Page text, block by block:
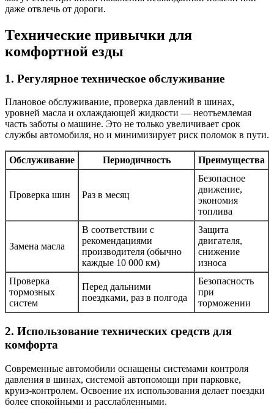
даже отвлечь от дороги.
Технические привычки для
комфортной езды
1. Регулярное техническое обслуживание
Плановое обслуживание, проверка давлений в шинах,
уровней масла и охлаждающей жидкости — неотъемлемая
часть заботы о машине. Это не только увеличивает срок
службы автомобиля, но и минимизирует риск поломок в пути.
Обслуживание Периодичность Преимущества
Проверка шин Раз в месяц
Безопасное
движение,
экономия
топлива
Замена масла
В соответствии с
рекомендациями
производителя (обычно
каждые 10 000 км)
Защита
двигателя,
снижение
износа
Проверка
тормозных
систем
Перед дальними
поездками, раз в полгода
Безопасность
при
торможении
2. Использование технических средств для
комфорта
Современные автомобили оснащены системами контроля
давления в шинах, системой автопомощи при парковке,
круиз-контролем. Освоение их использования делает поездки
более спокойными и расслабленными.